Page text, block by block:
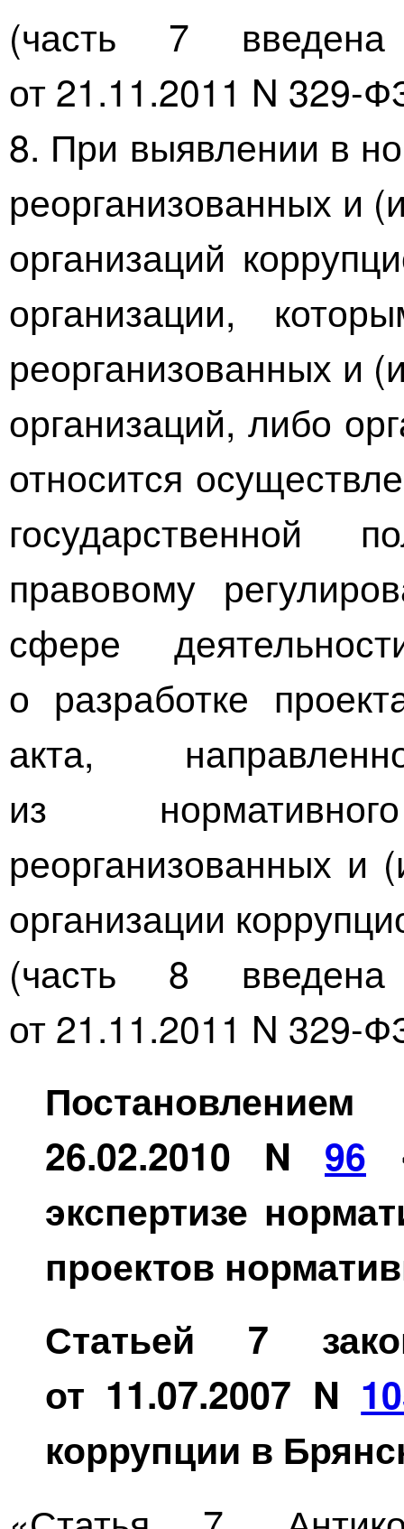
(часть 7
от 21.11.2011 N 329-
8. При выявлении в
реорганизованных и
организаций
организации,
реорганизованных и
организаций, либо
относится
правовому
сфере
о разработке
акта,
из
реорганизованных и
организации
(часть 8
от 21.11.2011 N 329-
26.02.2010 N 96
экспертизе
проектов
Статьей 7
от 11.07.2007 N
коррупции в